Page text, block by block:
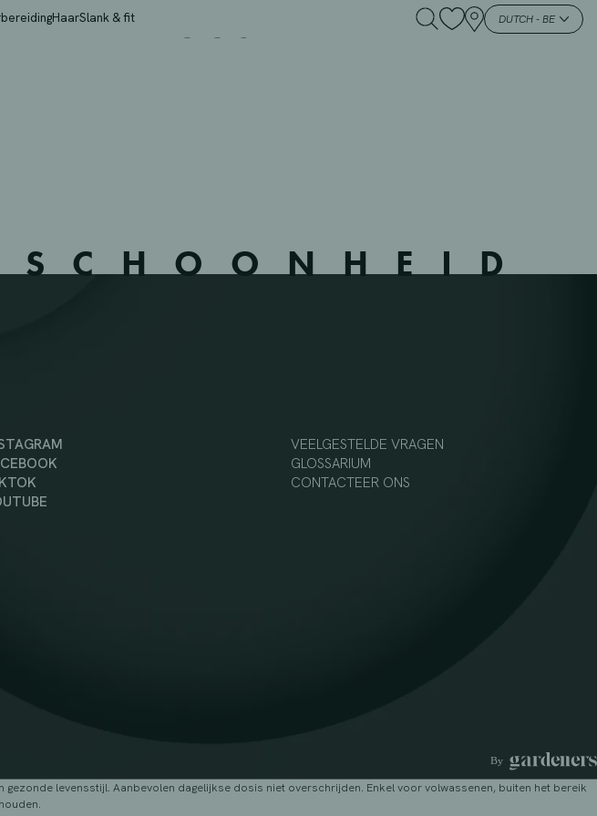
HaarSlank & fit DUTCH - BE
– OOSTENDE – 3 –
VEELGESTELDE VRAGEN
GLOSSARIUM
CONTACTEER ONS
levensstijl. Aanbevolen dagelijkse dosis niet overschrijden. Enkel voor volwassenen, buiten het bereik